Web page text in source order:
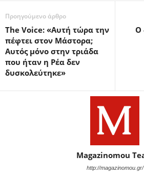
Προηγούμενο άρθρο
The Voice: «Αυτή τώρα την
πέφτει στον Μάστορα;
Αυτός μόνο στην τριάδα
που ήταν η Ρέα δεν
δυσκολεύτηκε»
Ο
Magazinomou
http://magazinomou.gr/